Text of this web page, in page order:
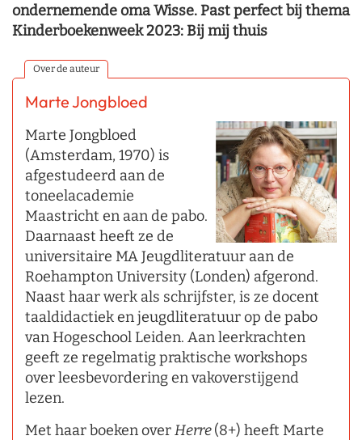
ondernemende oma Wisse. Past perfect bij thema
Kinderboekenweek 2023: Bij mij thuis
Over de auteur
Marte Jongbloed
Marte Jongbloed
(Amsterdam, 1970) is
afgestudeerd aan de
toneelacademie
Maastricht en aan de pabo.
Daarnaast heeft ze de
universitaire MA Jeugdliteratuur aan de
Roehampton University (Londen) afgerond.
Naast haar werk als schrijfster, is ze docent
taaldidactiek en jeugdliteratuur op de pabo
van Hogeschool Leiden. Aan leerkrachten
geeft ze regelmatig praktische workshops
over leesbevordering en vakoverstijgend
lezen.
Met haar boeken overHerre(8+) heeft Marte